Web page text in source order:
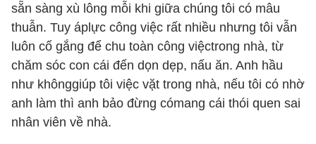
sẵn sàng xù lông mỗi khi giữa chúng tôi có mâu
thuẫn. Tuy áplực công việc rất nhiều nhưng tôi vẫn
luôn cố gắng để chu toàn công việctrong nhà, từ
chăm sóc con cái đến dọn dẹp, nấu ăn. Anh hầu
như khônggiúp tôi việc vặt trong nhà, nếu tôi có nhờ
anh làm thì anh bảo đừng cómang cái thói quen sai
nhân viên về nhà.